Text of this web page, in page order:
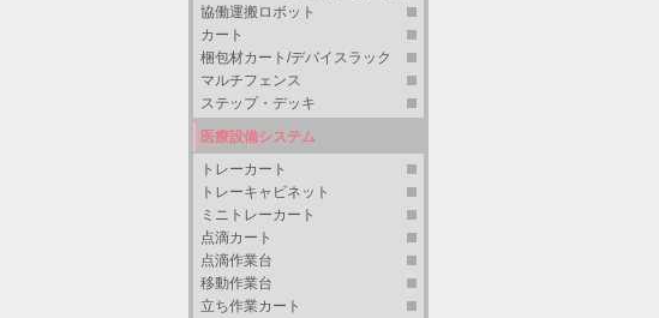
協働運搬ロボット
カート
梱包材カート/デバイスラック
マルチフェンス
ステップ・デッキ
医療設備システム
トレーカート
トレーキャビネット
ミニトレーカート
点滴カート
点滴作業台
移動作業台
立ち作業カート